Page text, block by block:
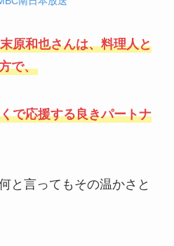
原和也さんは、料理人と
で、
で応援する良きパートナ
と言ってもその温かさと